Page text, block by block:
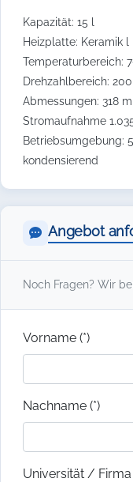
Kapazität: 15 l
Heizplatte: Keramik l
Temperaturbereich:
Drehzahlbereich:
Abmessungen: 318
Stromaufnahme
Betriebsumgebung:
kondensierend
Angebot
Noch Fragen? Wir
Vorname (*)
Nachname (*)
Universität / Firma